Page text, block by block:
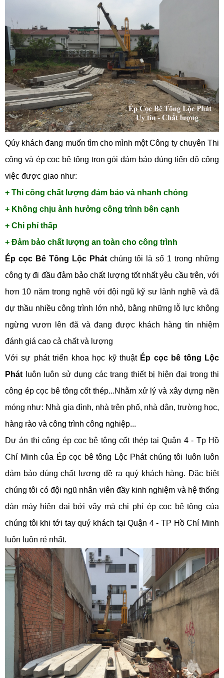
Qúy khách đang muốn tìm cho mình một Công ty chuyên Thi
công và ép cọc bê tông trọn gói đảm bảo đúng tiến độ công
việc được giao như:
+ Thi công chất lượng đảm bảo và nhanh chóng
+ Không chịu ảnh hưởng công trình bên cạnh
+ Chi phí thấp
+ Đảm bảo chất lượng an toàn cho công trình
Ép cọc Bê Tông Lộc Phátchúng tôi là số 1 trong những
công ty đi đầu đảm bảo chất lượng tốt nhất yêu cầu trên, với
hơn 10 năm trong nghề với đội ngũ kỹ sư lành nghề và đã
dự thầu nhiều công trình lớn nhỏ, bằng những lỗ lực không
ngừng vươn lên đã và đang được khách hàng tín nhiệm
đánh giá cao cả chất và lượng
Với sự phát triển khoa học kỹ thuật Ép cọc bê tông Lộc
Phát luôn luôn sử dụng các trang thiết bị hiện đại trong thi
công ép cọc bê tông cốt thép...Nhằm xử lý và xây dựng nền
móng như: Nhà gia đình, nhà trên phố, nhà dân, trường học,
hàng rào và công trình công nghiệp...
Dự án thi công ép cọc bê tông cốt thép tại Quận 4 - Tp Hồ
Chí Minh của Ép cọc bê tông Lộc Phát chúng tôi luôn luôn
đảm bảo đúng chất lượng đề ra quý khách hàng. Đặc biệt
chúng tôi có đội ngũ nhân viên đầy kinh nghiệm và hệ thống
dán máy hiện đại bởi vậy mà chi phí ép cọc bê tông của
chúng tôi khi tới tay quý khách tại Quận 4 - TP Hồ Chí Minh
luôn luôn rẻ nhất.